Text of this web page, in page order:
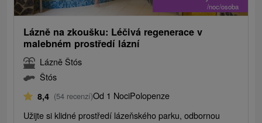
/noc/osoba
Lázně na zkoušku: Léčivá regenerace v
malebném prostředí lázní
Lázně Štós
Štós
8,4 (54 recenzí)Od 1 NociPolopenze
Užijte si klidné prostředí lázeňského parku, odbornou